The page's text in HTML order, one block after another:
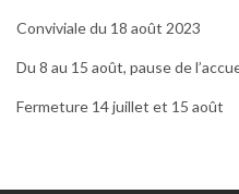
Conviviale du 18 août 2023
Du 8 au 15 août, pause de
Fermeture 14 juillet et 15 août